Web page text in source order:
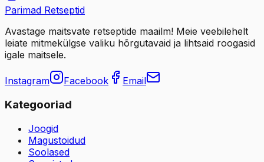
Parimad Retseptid
Avastage maitsvate retseptide maailm! Meie veebilehelt
leiate mitmekülgse valiku hõrgutavaid ja lihtsaid roogasid
igale maitsele.
Instagram Facebook Email
Kategooriad
Joogid
Magustoidud
Soolased